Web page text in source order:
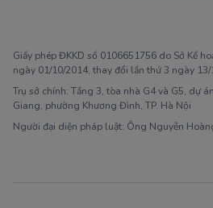
Giấy phép ĐKKD số 0106651756 do Sở Kế
ngày 01/10/2014, thay đổi lần thứ 3 ngày
Trụ sở chính: Tầng 3, tòa nhà G4 và G5, dự
Giang, phường Khương Đình, TP. Hà Nội
Người đại diện pháp luật: Ông Nguyễn